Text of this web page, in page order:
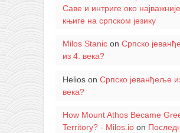
Саве и интриге око најважније
књиге на српском језику
Milos Stanicon Српско
из 4. века?
Helioson Српско јеванђеље
века?
How Mount Athos Became
Territory? - Milos.ioon